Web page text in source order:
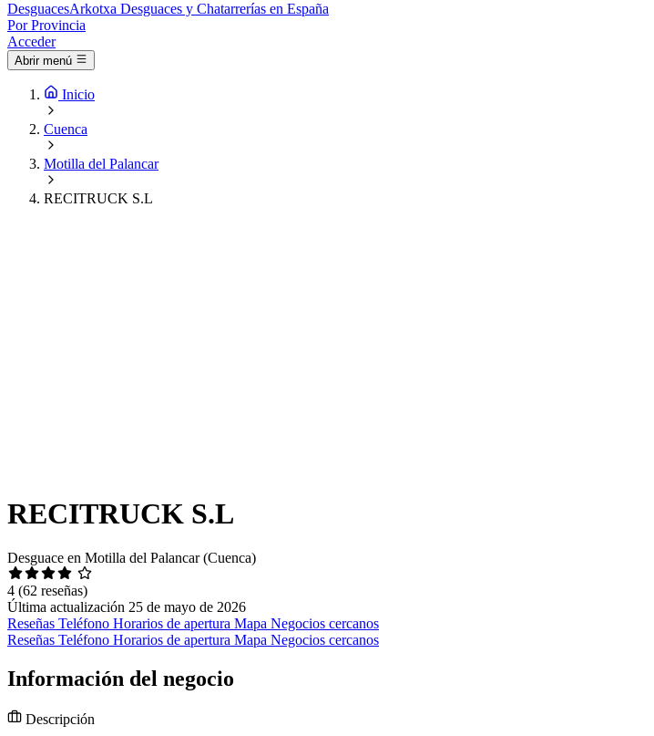
DesguacesArkotxa Desguaces y Chatarrerías en España
Por Provincia
Acceder
Abrir menú
Inicio
Cuenca
Motilla del Palancar
RECITRUCK S.L
RECITRUCK S.L
Desguace en Motilla del Palancar (Cuenca)
4 (62 reseñas)
Última actualización 25 de mayo de 2026
Reseñas Teléfono Horarios de apertura Mapa Negocios cercanos
Reseñas Teléfono Horarios de apertura Mapa Negocios cercanos
Información del negocio
Descripción